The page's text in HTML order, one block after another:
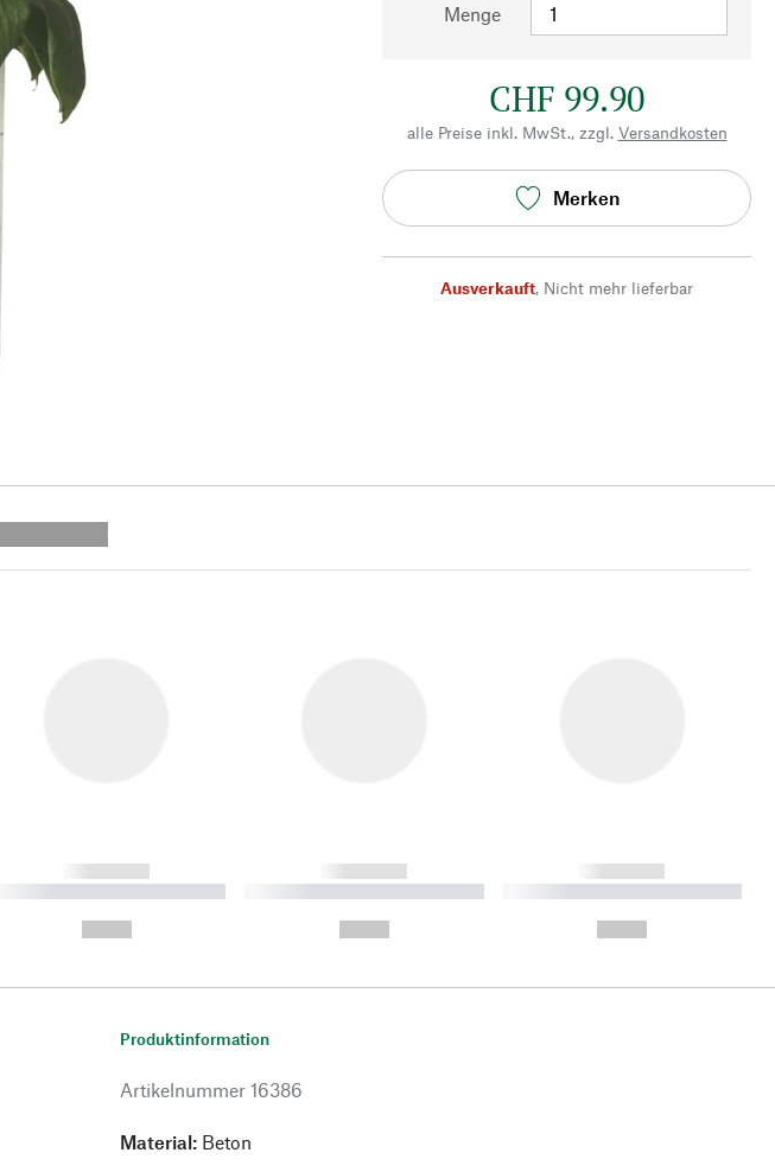
Menge
CHF 99.90
alle Preise inkl. MwSt., zzgl. Versandkosten
Merken
Ausverkauft, Nicht mehr lieferbar
------------
----------- ----------- ----------
------------
----------- ----------- ----------
------------
----------- ----------- ----------
Produktinformation
Artikelnummer 16386
Material: Beton